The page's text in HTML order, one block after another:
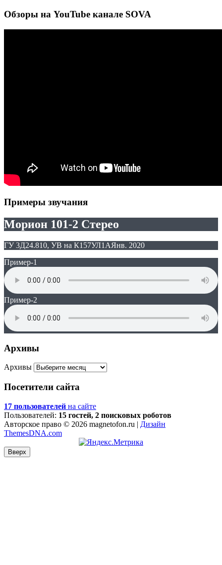
Обзоры на YouTube канале SOVA
Примеры звучания
Морион 101-2 Стерео
ГУ 3Д24.810, УВ на К157УЛ1АЯнв. 2020
Пример-1
Пример-2
Архивы
Архивы
Посетители сайта
17 пользователей на сайте
Пользователей: 15 гостей, 2 поисковых роботов
Авторское право © 2026 magnetofon.ru | Дизайн
ThemesDNA.com
Вверх